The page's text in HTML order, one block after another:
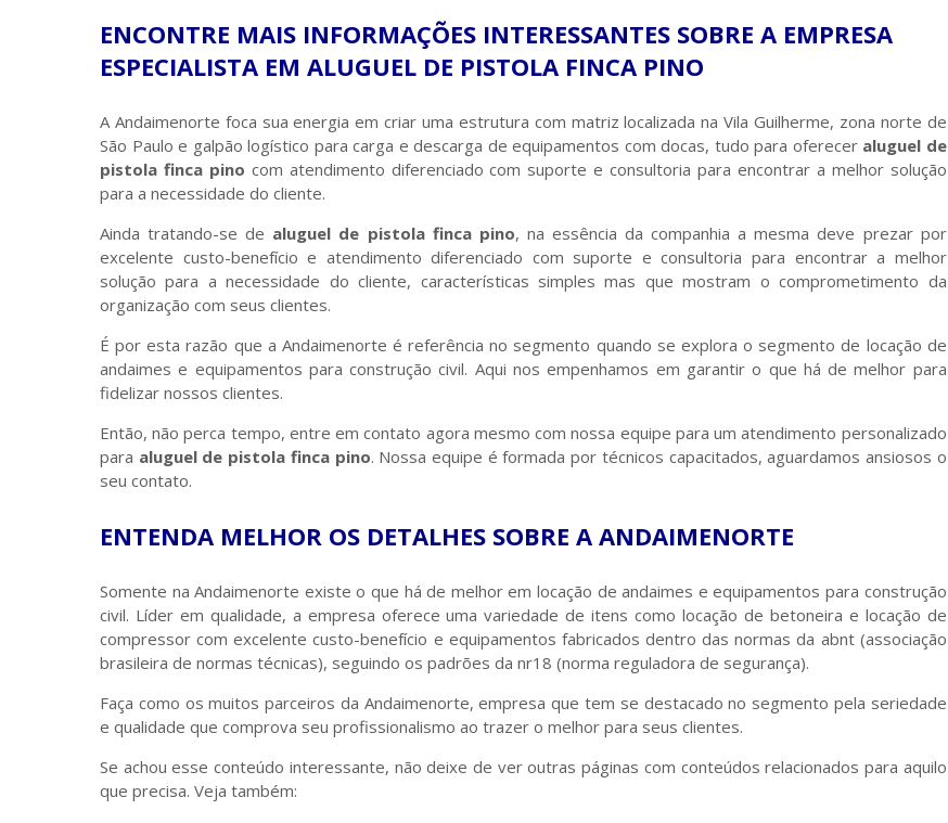
ENCONTRE MAIS INFORMAÇÕES INTERESSANTES SOBRE A EMPRESA
ESPECIALISTA EM ALUGUEL DE PISTOLA FINCA PINO
A Andaimenorte foca sua energia em criar uma estrutura com matriz localizada na Vila Guilherme, zona norte de
São Paulo e galpão logístico para carga e descarga de equipamentos com docas, tudo para oferecer aluguel de
pistola finca pino com atendimento diferenciado com suporte e consultoria para encontrar a melhor solução
para a necessidade do cliente.
Ainda tratando-se de aluguel de pistola finca pino, na essência da companhia a mesma deve prezar por
excelente custo-benefício e atendimento diferenciado com suporte e consultoria para encontrar a melhor
solução para a necessidade do cliente, características simples mas que mostram o comprometimento da
organização com seus clientes.
É por esta razão que a Andaimenorte é referência no segmento quando se explora o segmento de locação de
andaimes e equipamentos para construção civil. Aqui nos empenhamos em garantir o que há de melhor para
fidelizar nossos clientes.
Então, não perca tempo, entre em contato agora mesmo com nossa equipe para um atendimento personalizado
para aluguel de pistola finca pino. Nossa equipe é formada por técnicos capacitados, aguardamos ansiosos o
seu contato.
ENTENDA MELHOR OS DETALHES SOBRE A ANDAIMENORTE
Somente na Andaimenorte existe o que há de melhor em locação de andaimes e equipamentos para construção
civil. Líder em qualidade, a empresa oferece uma variedade de itens como locação de betoneira e locação de
compressor com excelente custo-benefício e equipamentos fabricados dentro das normas da abnt (associação
brasileira de normas técnicas), seguindo os padrões da nr18 (norma reguladora de segurança).
Faça como os muitos parceiros da Andaimenorte, empresa que tem se destacado no segmento pela seriedade
e qualidade que comprova seu profissionalismo ao trazer o melhor para seus clientes.
Se achou esse conteúdo interessante, não deixe de ver outras páginas com conteúdos relacionados para aquilo
que precisa. Veja também: